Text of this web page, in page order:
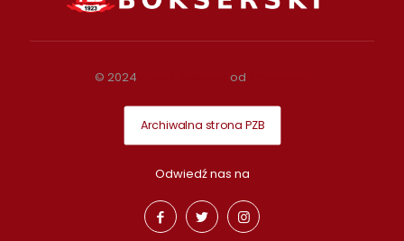
© 2024 od
Archiwalna strona PZB
Odwiedź nas na